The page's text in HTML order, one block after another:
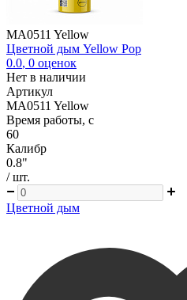
MA0511 Yellow
Цветной дым Yellow Pop
0.0, 0 оценок
Нет в наличии
Артикул
MA0511 Yellow
Время работы, с
60
Калибр
0.8"
/ шт.
Цветной дым